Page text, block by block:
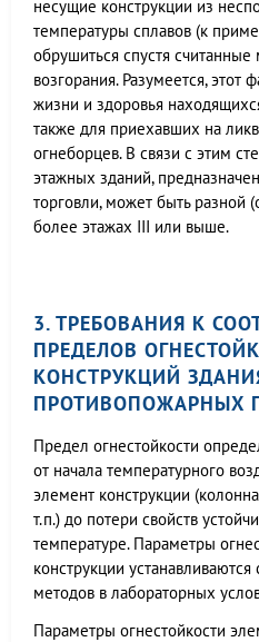
несущие конструкции из
температуры сплавов (к
обрушиться спустя
возгорания. Разумеется, этот
жизни и здоровья
также для приехавших на
огнеборцев. В связи с этим
этажных зданий,
торговли, может быть разной
более этажах III или выше.
3. ТРЕБОВАНИЯ К
ПРЕДЕЛОВ
КОНСТРУКЦИЙ
ПРОТИВОПОЖАРНЫХ
Предел огнестойкости
от начала температурного
элемент конструкции
т.п.) до потери свойств
температуре. Параметры
конструкции
методов в лабораторных
Параметры огнестойкости